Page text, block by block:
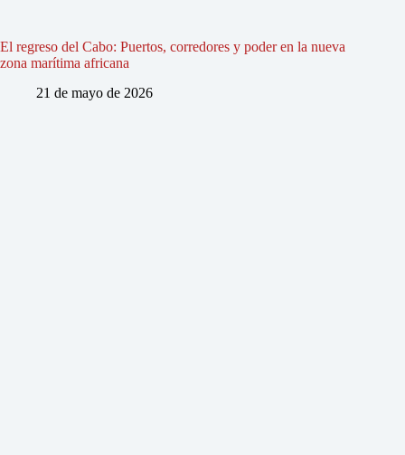
El regreso del Cabo: Puertos, corredores y poder en la nueva
zona marítima africana
21 de mayo de 2026